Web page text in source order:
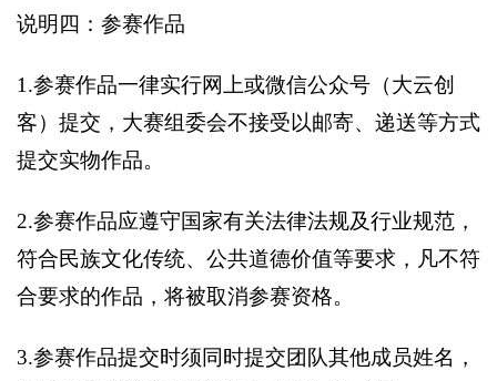
说明四：参赛作品
1.参赛作品一律实行网上或微信公众号（大云创
客）提交，大赛组委会不接受以邮寄、递送等方式
提交实物作品。
2.参赛作品应遵守国家有关法律法规及行业规范，
符合民族文化传统、公共道德价值等要求，凡不符
合要求的作品，将被取消参赛资格。
3.参赛作品提交时须同时提交团队其他成员姓名，